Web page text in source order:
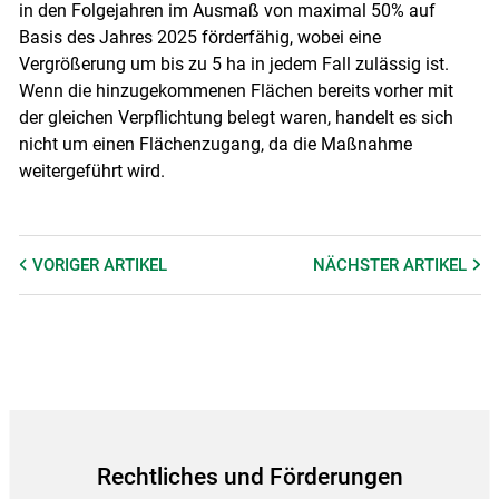
in den Folgejahren im Ausmaß von maximal 50% auf
Basis des Jahres 2025 förderfähig, wobei eine
Vergrößerung um bis zu 5 ha in jedem Fall zulässig ist.
Wenn die hinzugekommenen Flächen bereits vorher mit
der gleichen Verpflichtung belegt waren, handelt es sich
nicht um einen Flächenzugang, da die Maßnahme
weitergeführt wird.
VORIGER ARTIKEL NÄCHSTERARTIKEL
Rechtliches und Förderungen